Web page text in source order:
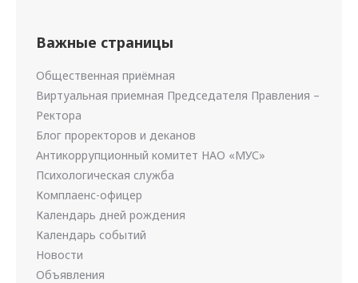
Важные страницы
Общественная приёмная
Виртуальная приемная Председателя Правления –
Ректора
Блог проректоров и деканов
Антикоррупционный комитет НАО «МУС»
Психологическая служба
Комплаенс-офицер
Календарь дней рождения
Календарь событий
Новости
Объявления